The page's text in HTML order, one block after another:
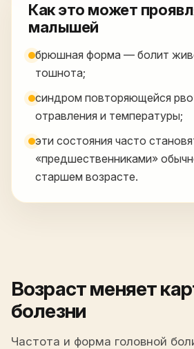
Как это может
малышей
брюшная форма — болит
тошнота;
синдром повторяющейся
отравления и температуры;
эти состояния часто
«предшественниками»
старшем возрасте.
Возраст меняет
болезни
Частота и форма головной